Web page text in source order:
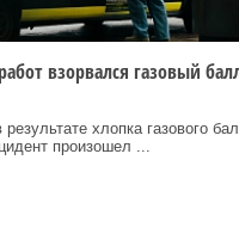
взорвался газовый
хлопка газового
произошел ...